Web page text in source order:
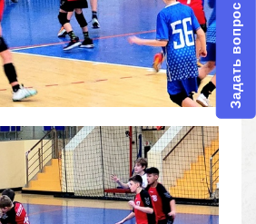
Задать вопрос